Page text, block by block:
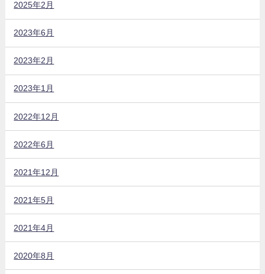
2025年2月
2023年6月
2023年2月
2023年1月
2022年12月
2022年6月
2021年12月
2021年5月
2021年4月
2020年8月